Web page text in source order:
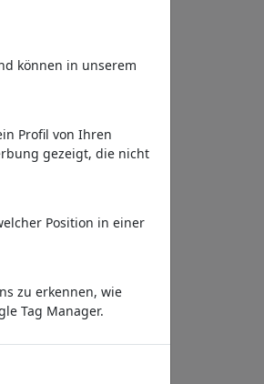
können in unserem
Profil von Ihren
gezeigt, die nicht
Position in einer
zu erkennen, wie
Tag Manager.